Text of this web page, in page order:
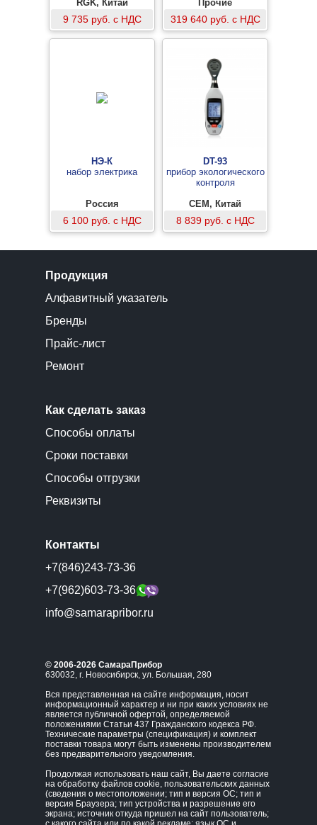
RGK, Китай
9 735 руб. с НДС
Прочие
319 640 руб. с НДС
НЭ-К
набор электрика
Россия
6 100 руб. с НДС
DT-93
прибор экологического
контроля
CEM, Китай
8 839 руб. с НДС
Продукция
Алфавитный указатель
Бренды
Прайс-лист
Ремонт
Как сделать заказ
Способы оплаты
Сроки поставки
Способы отгрузки
Реквизиты
Контакты
+7(846)243-73-36
+7(962)603-73-36
info@samarapribor.ru
© 2006-2026 СамараПрибор
630032, г. Новосибирск, ул. Большая, 280
Вся представленная на сайте информация, носит
информационный характер и ни при каких условиях не
является публичной офертой, определяемой
положениями Статьи 437 Гражданского кодекса РФ.
Технические параметры (спецификация) и комплект
поставки товара могут быть изменены производителем
без предварительного уведомления.
Продолжая использовать наш сайт, Вы даете согласие
на обработку файлов cookie, пользовательских данных
(сведения о местоположении; тип и версия ОС; тип и
версия Браузера; тип устройства и разрешение его
экрана; источник откуда пришел на сайт пользователь;